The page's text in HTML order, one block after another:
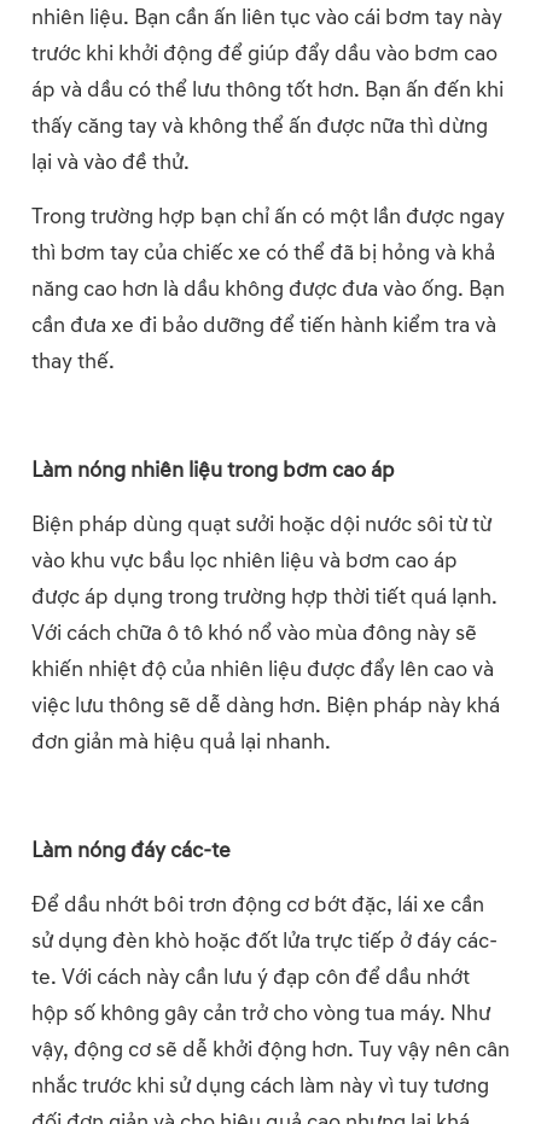
nhiên liệu. Bạn cần ấn liên tục vào cái bơm tay này
trước khi khởi động để giúp đẩy dầu vào bơm cao
áp và dầu có thể lưu thông tốt hơn. Bạn ấn đến khi
thấy căng tay và không thể ấn được nữa thì dừng
lại và vào đề thử.
Trong trường hợp bạn chỉ ấn có một lần được ngay
thì bơm tay của chiếc xe có thể đã bị hỏng và khả
năng cao hơn là dầu không được đưa vào ống. Bạn
cần đưa xe đi bảo dưỡng để tiến hành kiểm tra và
thay thế.
Làm nóng nhiên liệu trong bơm cao áp
Biện pháp dùng quạt sưởi hoặc dội nước sôi từ từ
vào khu vực bầu lọc nhiên liệu và bơm cao áp
được áp dụng trong trường hợp thời tiết quá lạnh.
Với cách chữa ô tô khó nổ vào mùa đông này sẽ
khiến nhiệt độ của nhiên liệu được đẩy lên cao và
việc lưu thông sẽ dễ dàng hơn. Biện pháp này khá
đơn giản mà hiệu quả lại nhanh.
Làm nóng đáy các-te
Để dầu nhớt bôi trơn động cơ bớt đặc, lái xe cần
sử dụng đèn khò hoặc đốt lửa trực tiếp ở đáy các-
te. Với cách này cần lưu ý đạp côn để dầu nhớt
hộp số không gây cản trở cho vòng tua máy. Như
vậy, động cơ sẽ dễ khởi động hơn. Tuy vậy nên cân
nhắc trước khi sử dụng cách làm này vì tuy tương